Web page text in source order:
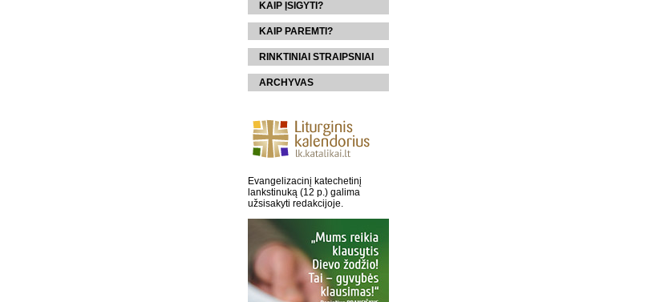
KAIP ĮSIGYTI?
KAIP PAREMTI?
RINKTINIAI STRAIPSNIAI
ARCHYVAS
Evangelizacinį katechetinį
lankstinuką (12 p.) galima
užsisakyti redakcijoje.